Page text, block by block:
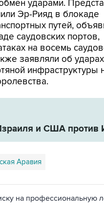
ударами.
Эр-Рияд в блокаде
путей,
саудовских портов,
на восемь
заявляли об
инфраструктуры
и США против
Аравия
на профессиональную